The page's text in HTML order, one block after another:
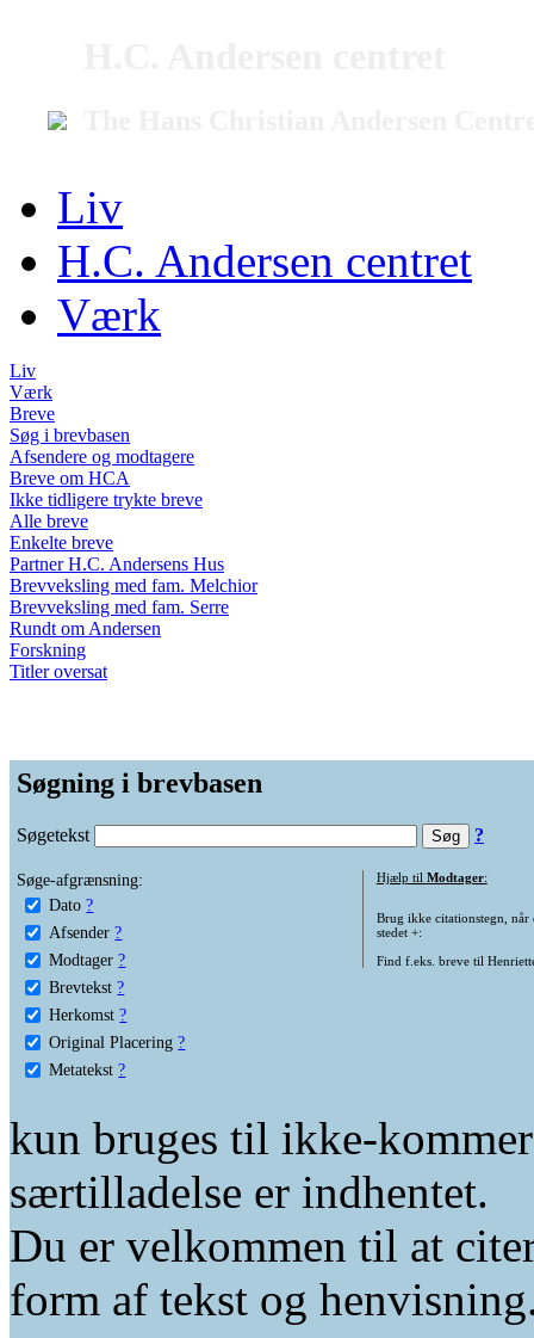
Liv
H.C. Andersen centret
Værk
Liv
Værk
Breve
Søg i brevbasen
Afsendere og modtagere
Breve om HCA
Ikke tidligere trykte breve
Alle breve
Enkelte breve
Partner H.C. Andersens Hus
Brevveksling med fam. Melchior
Brevveksling med fam. Serre
Rundt om Andersen
Forskning
Titler oversat
Søgning i brevbasen
Søgetekst ?
Søge-afgrænsning:
Dato ?
Afsender ?
Modtager ?
Brevtekst ?
Herkomst ?
Original Placering ?
Metatekst ?
Hjælp til Modtager:
Brug ikke citationstegn, når
stedet +:
Find f.eks. breve til
kun bruges til ikke-
særtilladelse er indhentet.
Du er velkommen til at
form af tekst og